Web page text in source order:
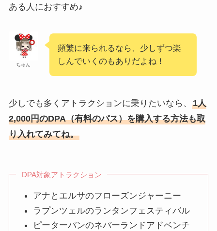
ある人におすすめ♪
ちゅん
頻繁に来られるなら、少しずつ楽
しんでいくのもありだよね！
少しでも多くアトラクションに乗りたいなら、 1人
2,000円のDPA（有料のパス）を購入する方法も取
り入れてみてね。
DPA対象アトラクション
アナとエルサのフローズンジャーニー
ラプンツェルのランタンフェスティバル
ピーターパンのネバーランドアドベンチ